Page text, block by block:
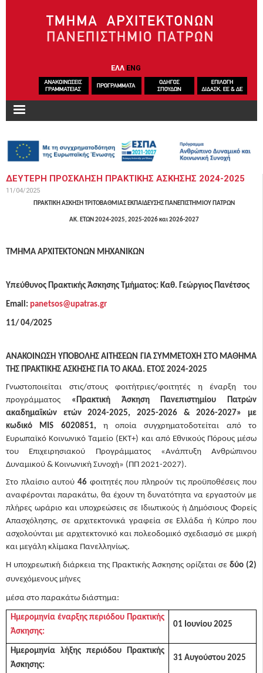
ΕΛΛ ENG
ΔΕΥΤΕΡΗ ΠΡΟΣΚΛΗΣΗ ΠΡΑΚΤΙΚΗΣ ΑΣΚΗΣΗΣ 2024-2025
11/04/2025
ΠΡΑΚΤΙΚΗAΣΚΗΣΗ ΤΡΙΤΟΒΑΘΜΙΑΣ ΕΚΠΑΙΔΕΥΣΗΣ ΠΑΝΕΠΙΣΤΗΜΙΟΥ ΠΑΤΡΩΝ
AK. ΕΤΩΝ 2024-2025, 2025-2026 και 2026-2027
ΤΜΗΜΑ ΑΡΧΙΤΕΚΤΟΝΩΝ ΜΗΧΑΝΙΚΩΝ
Υπεύθυνος Πρακτικής Άσκησης Τμήματος: Καθ. Γεώργιος Πανέτσος
Email: panetsos@upatras.gr
11/ 04/2025
ΑΝΑΚΟΙΝΩΣΗ ΥΠΟΒΟΛΗΣ ΑΙΤΗΣΕΩΝ ΓΙΑ ΣΥΜΜΕΤΟΧΗ ΣΤΟ ΜΑΘΗΜΑ
ΤΗΣ ΠΡΑΚΤΙΚΗΣ ΑΣΚΗΣΗΣ ΓΙΑ ΤΟ ΑΚΑΔ. ΕΤΟΣ 2024-2025
Γνωστοποιείται στις/στους φοιτήτριες/φοιτητές η έναρξη του
προγράμματος «Πρακτική Άσκηση Πανεπιστημίου Πατρών
ακαδημαϊκών ετών 2024-2025, 2025-2026 & 2026-2027» με
κωδικό MIS 6020851, η οποία συγχρηματοδοτείται από το
Ευρωπαϊκό Κοινωνικό Ταμείο (ΕΚΤ+) και από Εθνικούς Πόρους μέσω
του Επιχειρησιακού Προγράμματος «Ανάπτυξη Ανθρώπινου
Δυναμικού & Κοινωνική Συνοχή» (ΠΠ 2021-2027).
Στο πλαίσιο αυτού 46 φοιτητές που πληρούν τις προϋποθέσεις που
αναφέρονται παρακάτω, θα έχουν τη δυνατότητα να εργαστούν με
πλήρες ωράριο και υποχρεώσεις σε Ιδιωτικούς ή Δημόσιους Φορείς
Απασχόλησης, σε αρχιτεκτονικά γραφεία σε Ελλάδα ή Κύπρο που
ασχολούνται με αρχιτεκτονικό και πολεοδομικό σχεδιασμό σε μικρή
και μεγάλη κλίμακα Πανελληνίως.
Η υποχρεωτική διάρκεια της Πρακτικής Άσκησης ορίζεται σε δύο (2)
συνεχόμενους μήνες
μέσα στο παρακάτω διάστημα:
Ημερομηνία έναρξης περιόδου Πρακτικής
Άσκησης:
01 Ιουνίου 2025
Ημερομηνία λήξης περιόδου Πρακτικής
Άσκησης:
31 Αυγούστου 2025